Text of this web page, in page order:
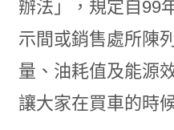
辦法」，規定自99
示間或銷售處所陳
量、油耗值及能源
讓大家在買車的時